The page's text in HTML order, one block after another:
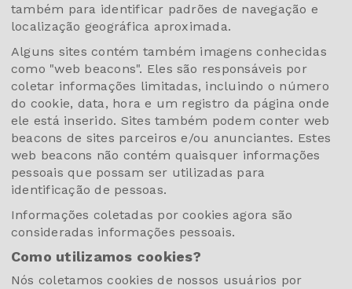
também para identificar padrões de navegação e
localização geográfica aproximada.
Alguns sites contém também imagens conhecidas
como "web beacons". Eles são responsáveis por
coletar informações limitadas, incluindo o número
do cookie, data, hora e um registro da página onde
ele está inserido. Sites também podem conter web
beacons de sites parceiros e/ou anunciantes. Estes
web beacons não contém quaisquer informações
pessoais que possam ser utilizadas para
identificação de pessoas.
Informações coletadas por cookies agora são
consideradas informações pessoais.
Como utilizamos cookies?
Nós coletamos cookies de nossos usuários por